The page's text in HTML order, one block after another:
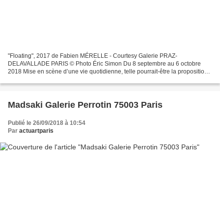
"Floating", 2017 de Fabien MÉRELLE - Courtesy Galerie PRAZ-
DELAVALLADE PARIS © Photo Éric Simon Du 8 septembre au 6 octobre
2018 Mise en scène d’une vie quotidienne, telle pourrait-être la proposition
Madsaki Galerie Perrotin 75003 Paris
Publié le 26/09/2018 à 10:54
Par actuartparis